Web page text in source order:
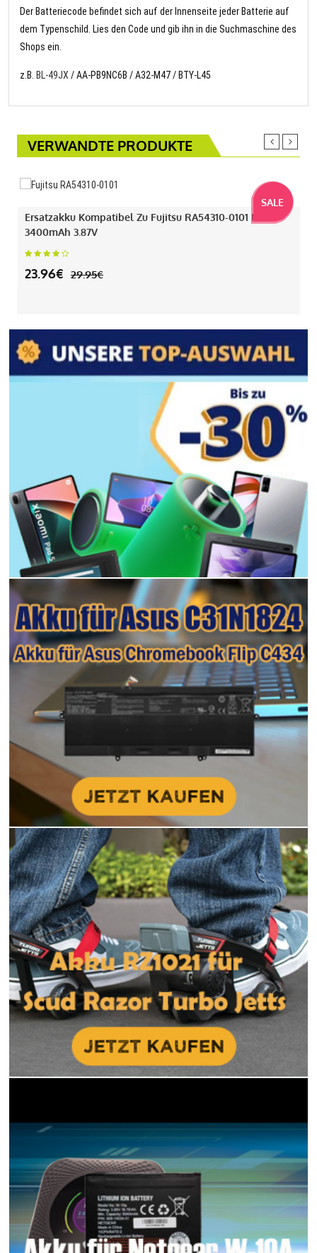
Der Batteriecode befindet sich auf der Innenseite jeder Batterie auf
dem Typenschild. Lies den Code und gib ihn in die Suchmaschine des
Shops ein.
z.B. BL-49JX / AA-PB9NC6B / A32-M47 / BTY-L45
VERWANDTE PRODUKTE
SALE
Ersatzakku Kompatibel Zu Fujitsu RA54310-0101 Mit
3400mAh 3.87V
23.96€ 29.95€